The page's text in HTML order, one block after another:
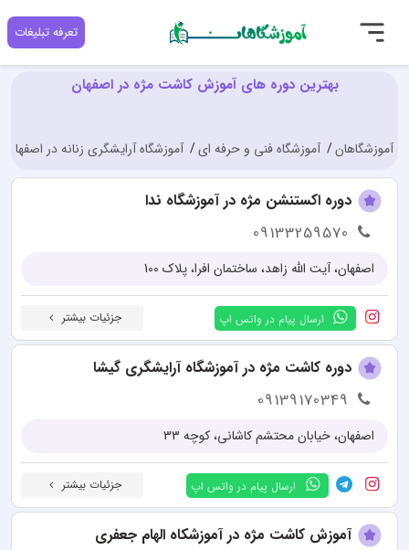
تعرفه تبلیغات
بهترین دوره های آموزش کاشت مژه در اصفهان
آموزشگاهان آموزشگاه فنی و حرفه ای آموزشگاه آرایشگری زنانه در اصفهان
دوره اکستنشن مژه در آموزشگاه ندا
09133259570
اصفهان، آیت الله زاهد، ساختمان افرا، پلاک 100
ارسال پیام در واتس اپ جزئیات بیشتر
دوره کاشت مژه در آموزشگاه آرایشگری گیشا
09139170349
اصفهان، خیابان محتشم کاشانی، کوچه 33
ارسال پیام در واتس اپ جزئیات بیشتر
آموزش کاشت مژه در آموزشکاه الهام جعفری